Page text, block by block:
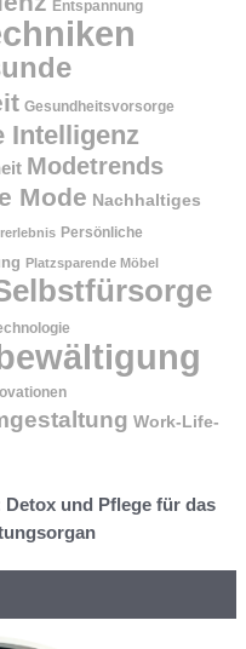
Entspannung
Gesundheitsvorsorge
Intelligenz
Modetrends
Mode Nachhaltiges
Persönliche
Platzsparende Möbel
Work-Life-
und Pflege für das